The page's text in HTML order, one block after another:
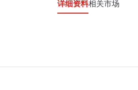
详细资料相关市场